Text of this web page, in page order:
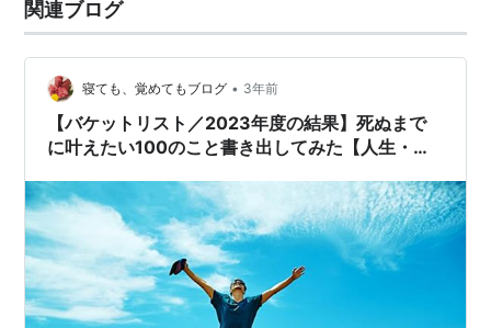
関連ブログ
寝ても、覚めてもブログ • 3年前
【バケットリスト／2023年度の結果】死ぬまで
に叶えたい100のこと書き出してみた【人生・ラ